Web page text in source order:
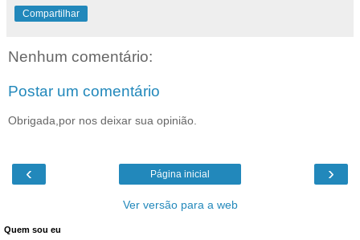
Compartilhar
Nenhum comentário:
Postar um comentário
Obrigada,por nos deixar sua opinião.
‹ ›
Página inicial
Ver versão para a web
Quem sou eu